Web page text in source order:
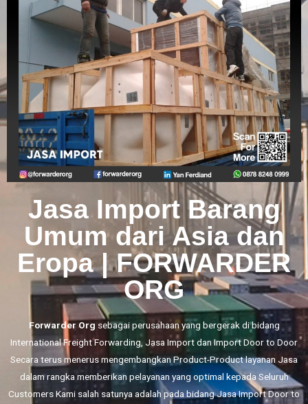
Jasa Import Barang
Umum dari Asia dan
Eropa | FORWARDER
ORG
Forwarder Org sebagai perusahaan yang bergerak di bidang
International Freight Forwarding, Jasa Importdan Import Door to Door
Secara terus menerus mengembangkan Product-Product layanan Jasa
dalam rangka memberikan pelayanan yang optimal kepada Seluruh
Customers Kami salah satunya adalah pada bidang Jasa Import Door to